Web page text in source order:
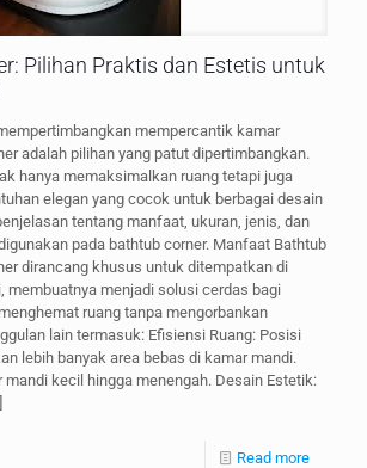
Pilihan Praktis dan Estetis untuk
mempercantik kamar
adalah pilihan yang patut dipertimbangkan.
hanya memaksimalkan ruang tetapi juga
elegan yang cocok untuk berbagai desain
tentang manfaat, ukuran, jenis, dan
pada bathtub corner. Manfaat Bathtub
dirancang khusus untuk ditempatkan di
membuatnya menjadi solusi cerdas bagi
ruang tanpa mengorbankan
lain termasuk: Efisiensi Ruang: Posisi
lebih banyak area bebas di kamar mandi.
kecil hingga menengah. Desain Estetik:
Read more